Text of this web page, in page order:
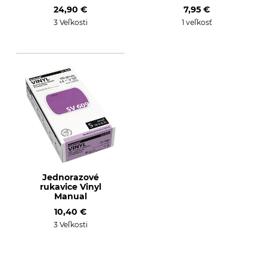
24,90 €
3 Veľkosti
7,95 €
1 veľkosť
Jednorazové
rukavice Vinyl
Manual
10,40 €
3 Veľkosti